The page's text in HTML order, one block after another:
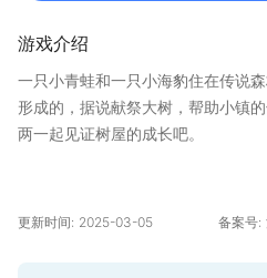
游戏介绍
一只小青蛙和一只小海豹住在传说
形成的，据说献祭大树，帮助小镇
两一起见证树屋的成长吧。
更新时间: 2025-03-05 备案号: